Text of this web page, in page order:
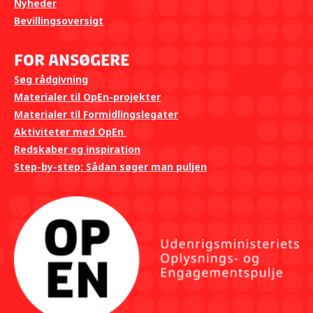
Nyheder
Bevillingsoversigt
For ansøgere
Søg rådgivning
Materialer til OpEn-projekter
Materialer til Formidlingslegater
Aktiviteter med OpEn
Redskaber og inspiration
Step-by-step: Sådan søger man puljen